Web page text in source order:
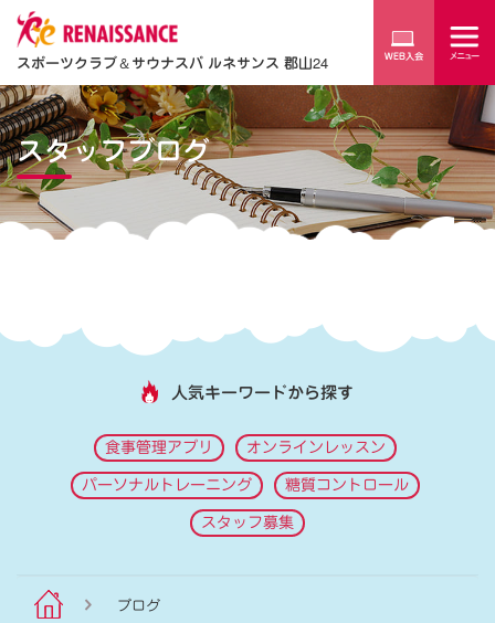
スポーツクラブ＆サウナスパ ルネサンス 郡山24
スタッフブログ
人気キーワードから探す
食事管理アプリ オンラインレッスン
パーソナルトレーニング 糖質コントロール
スタッフ募集
ブログ